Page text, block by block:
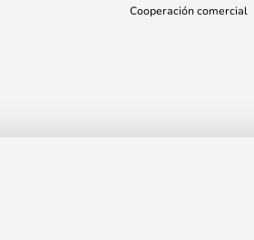
Cooperación comercial